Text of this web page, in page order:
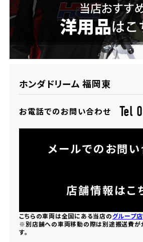
ホンダドリーム 福岡東
お電話でのお問い合わせ Tel
メールでのお問
店舗情報はこ
こちらの車両は全国にある当店のグループ店
※別店舗への車両移動の際は別途搬送費が
す。
ホンダドリーム 蘇我
埼玉県
ホンダドリーム 所沢
ホンダドリーム 大宮